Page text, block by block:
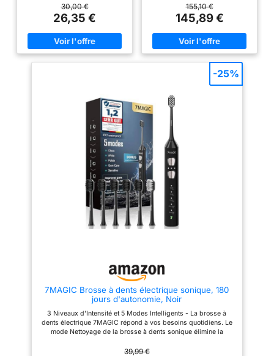
brossez parfaitement chaque
dent pour combattre les caries
avec la technologie de tête
ronde Oral-B Protégez vos
gencives avec notre Mode
Douceur+ pour une expérience
de brossage incroyablement
minuteur à quadrant intégré au
manche pour un brossage
conforme aux recommandations
des dentistes Personnalisez
votre nettoyage au niveau
supérieur avec les brossettes
Oral-B disponibles à l’achat
selon vos besoins : par ex.,
nettoyage en profondeur,
nettoyage en douceur,
blancheur Les brossettes Oral-
B rondes atteignent les zones
impossibles à nettoyer avec une
brosse rectangulaire, faites
l’expérience d’un meilleur
30,00 €
26,35 €
de brossage, remplacer la
brossette au moment opportun
et suivre le niveau de la batterie
COACHING POUR UN SOIN
COMPLET : L'application Oral-B
vous guide vers une couverture
à 100% de votre bouche,
assurant un brossage précis,
même le long des gencives
CLINIQUEMENT PROUVÉ POUR
DES GENCIVES PLUS SAINES
DÈS LA 1ÈRE SEMAINE AVEC iO
: Seule Oral-B iO combine des
micro-vibrations douces et une
tête de brosse ronde qui
entoure chaque dent pour
éliminer 6x plus de plaque le
long des gencives 5 MODES
DONT LE MODE DÉDIÉ "SOIN
DES GENCIVES" : Personnalisez
votre routine avec le mode "Soin
des Gencives" spécialement
conçu pour masser et stimuler
délicatement les tissus
gingivaux RECOMMANDÉE PAR
Bucco-Dentaire (UFSBD) UN
VOS GENCIVES : La brosse
vous signale quand changer de
lumineux. Des brins neufs
garantissent un brossage plus
efficace contre la plaque
155,10 €
145,89 €
7MAGIC Brosse à dents électrique sonique, 180
jours d'autonomie, Noir
3 Niveaux d'Intensité et 5 Modes Intelligents - La brosse à
dents électrique 7MAGIC répond à vos besoins quotidiens. Le
mode Nettoyage de la brosse à dents sonique élimine la
et Polissage apporte un éclat, le mode Soin des gencives
39,99 €
-25%